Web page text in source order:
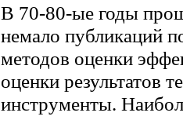
В 70-80-ые годы
немало публикаций
методов оценки
оценки результатов
инструменты.